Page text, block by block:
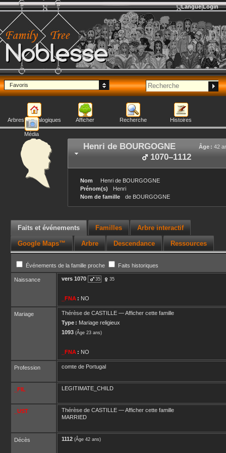
Noblesse
Langue Login
Favoris
Arbres généalogiques Afficher Recherche Histoires
Média
Henri de BOURGOGNE Âge : 42
1070–1112
Nom Henri de BOURGOGNE
Prénom(s)
Henri
Nom de famille
de BOURGOGNE
Faits et événements Familles Arbre interactif
Google Maps™ Arbre Descendance Ressources
Événements de la famille proche Faits historiques
Naissance vers 1070 35 35
_FNA : NO
Mariage Thérèse de CASTILLE —Afficher cette famille
Type : Mariage religieux
1093 (Âge 23 ans)
_FNA : NO
Profession comte de Portugal
_FIL LEGITIMATE_CHILD
_UST Thérèse de CASTILLE —Afficher cette famille
MARRIED
Décès 1112 (Âge 42 ans)